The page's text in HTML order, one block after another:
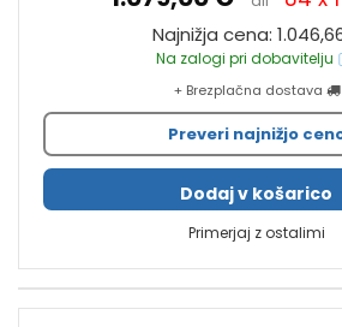
Najnižja cena:
Na zalogi pri dobavitelju
+ Brezplačna dostava
Preveri najnižjo
Dodaj v košarico
Primerjaj z ostalimi